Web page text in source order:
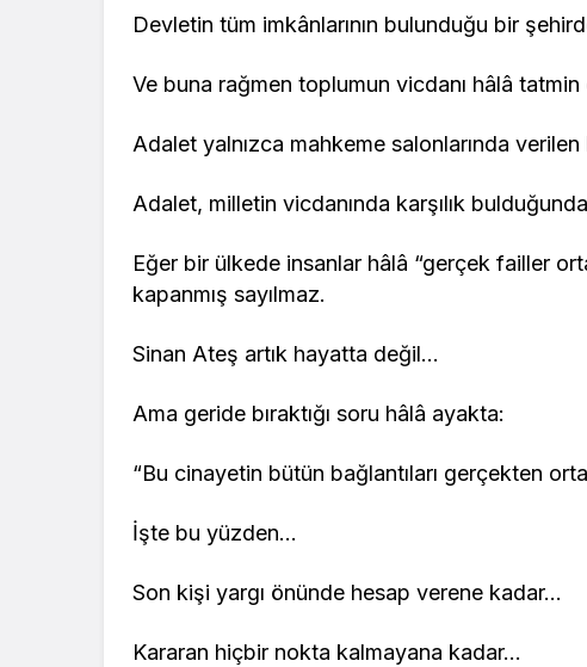
Devletin tüm imkânlarının bulunduğu bir
Ve buna rağmen toplumun vicdanı hâlâ
Adalet yalnızca mahkeme salonlarında
Adalet, milletin vicdanında karşılık
Eğer bir ülkede insanlar hâlâ “gerçek failler
kapanmış sayılmaz.
Sinan Ateş artık hayatta değil…
Ama geride bıraktığı soru hâlâ ayakta:
“Bu cinayetin bütün bağlantıları gerçekten
İşte bu yüzden…
Son kişi yargı önünde hesap verene kadar…
Kararan hiçbir nokta kalmayana kadar…